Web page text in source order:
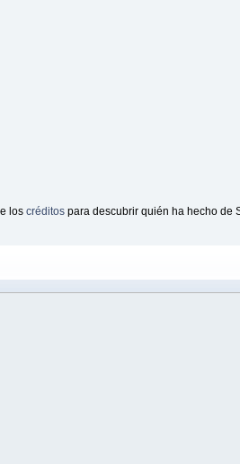
los créditospara descubrir quién ha hecho de